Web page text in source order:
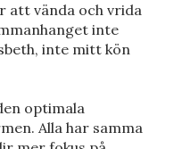
att vända och vrida
inte
inte mitt kön
optimala
Alla har samma